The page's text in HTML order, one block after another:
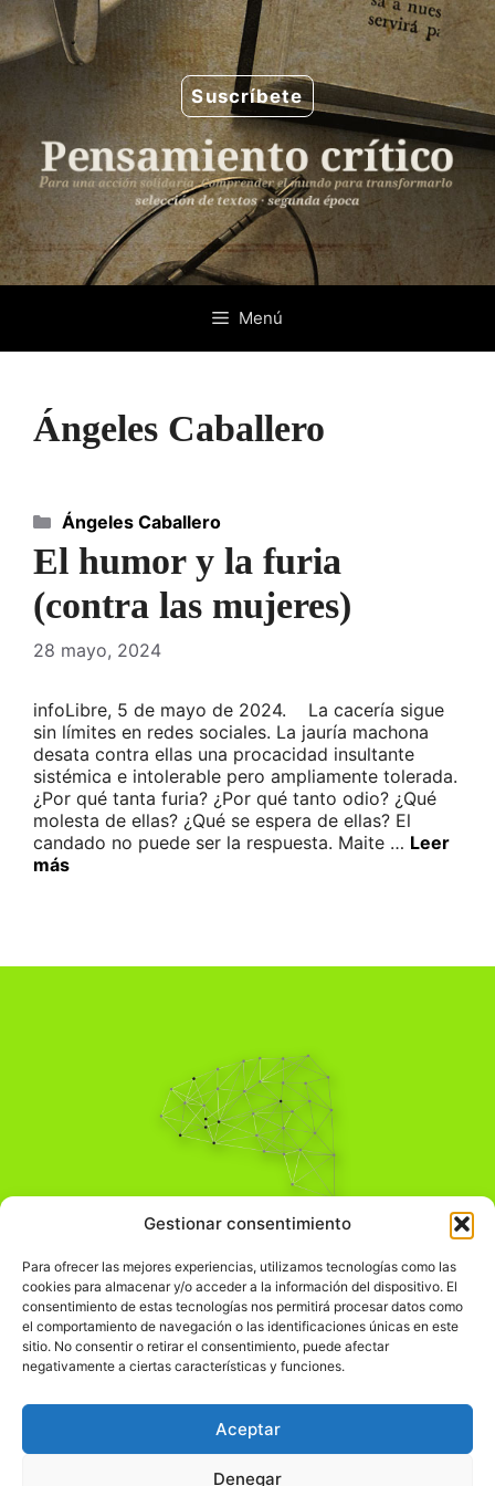
Gestionar consentimiento
Para ofrecer las mejores experiencias, utilizamos tecnologías como las
cookies para almacenar y/o acceder a la información del dispositivo. El
consentimiento de estas tecnologías nos permitirá procesar datos como
el comportamiento de navegación o las identificaciones únicas en este
sitio. No consentir o retirar el consentimiento, puede afectar
negativamente a ciertas características y funciones.
Aceptar
Denegar
Saltar
al
contenido
Suscríbete
Menú
Ángeles Caballero
El humor y la furia
(contra las mujeres)
28 mayo, 2024
infoLibre, 5 de mayo de 2024. La cacería sigue
sin límites en redes sociales. La jauría machona
desata contra ellas una procacidad insultante
sistémica e intolerable pero ampliamente tolerada.
¿Por qué tanta furia? ¿Por qué tanto odio? ¿Qué
molesta de ellas? ¿Qué se espera de ellas? El
candado no puede ser la respuesta. Maite … Leer
más
Categorías
Ángeles Caballero
Pensamiento Crítico
Comprender el mundo para transformarlo.
Información Legal
჻Política de privacidad
Política de cookies